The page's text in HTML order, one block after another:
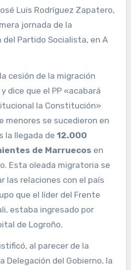
cesión de la migración
dice que el PP «acabará
la Constitución»
menores se sucedieron en
la llegada de 12.000
de Marruecos en
Esta oleada migratoria se
las relaciones con el país
que el líder del Frente
estaba ingresado por
de Logroño.
al parecer de la
Delegación del Gobierno, la